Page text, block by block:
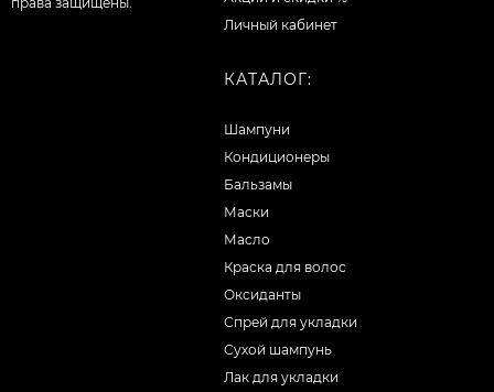
Личный кабинет
КАТАЛОГ:
Шампуни
Кондиционеры
Бальзамы
Маски
Масло
Краска для волос
Оксиданты
Спрей для укладки
Сухой шампунь
Лак для укладки